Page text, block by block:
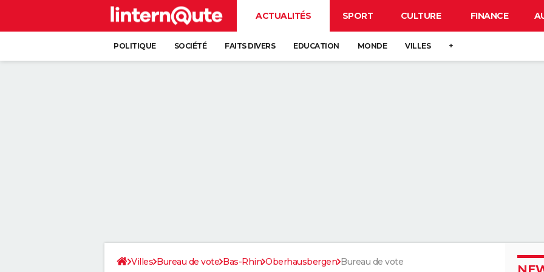
ACTUALITÉS SPORT CULTURE FINANCE
POLITIQUE SOCIÉTÉ FAITS DIVERS EDUCATION MONDE VILLES +
Villes Bureau de vote Bas-Rhin Oberhausbergen Bureau de vote